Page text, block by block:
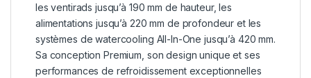
les ventirads jusqu’à 190 mm de hauteur, les
alimentations jusqu’à 220 mm de profondeur et les
systèmes de watercooling All-In-One jusqu’à 420 mm.
Sa conception Premium, son design unique et ses
performances de refroidissement exceptionnelles